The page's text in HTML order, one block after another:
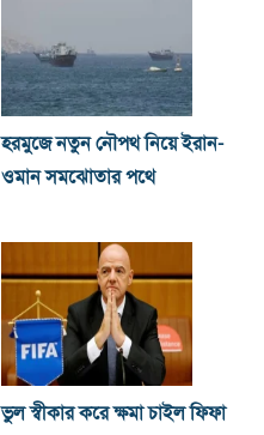
হরমুজে নতুন নৌপথ নিয়ে ইরান-
ওমান সমঝোতার পথে
ভুল স্বীকার করে ক্ষমা চাইল ফিফা